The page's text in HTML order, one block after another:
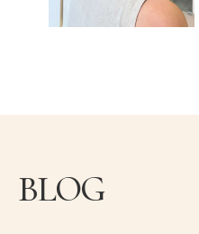
BLOG